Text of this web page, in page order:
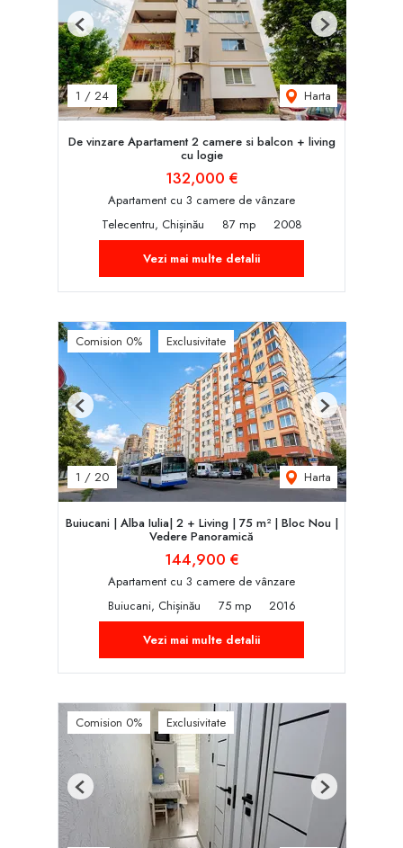
1 / 24 Harta
Previous Next
De vinzare Apartament 2 camere si balcon + living
cu logie
132,000 €
Apartament cu 3 camere de vânzare
Telecentru, Chișinău
87 mp
2008
Vezi mai multe detalii
Comision 0% Exclusivitate
1 / 20 Harta
Previous Next
Buiucani | Alba Iulia| 2 + Living | 75 m² | Bloc Nou |
Vedere Panoramică
144,900 €
Apartament cu 3 camere de vânzare
Buiucani, Chișinău
75 mp
2016
Vezi mai multe detalii
Comision 0% Exclusivitate
Previous Next